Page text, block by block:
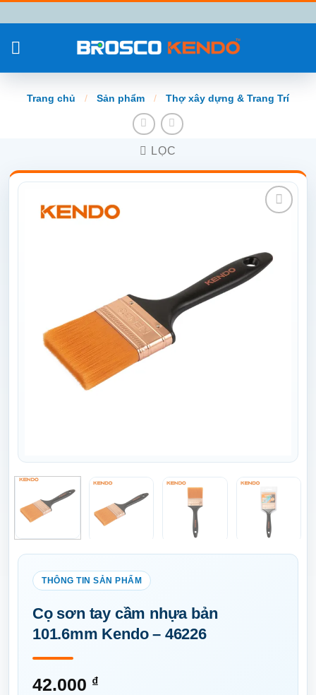
đến
nội
Trang chủ / Sản phẩm / Thợ xây dựng & Trang Trí
LỌC
Cọ sơn tay cầm nhựa bản
101.6mm Kendo – 46226
42.000 ₫